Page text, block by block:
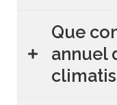
Que
annuel